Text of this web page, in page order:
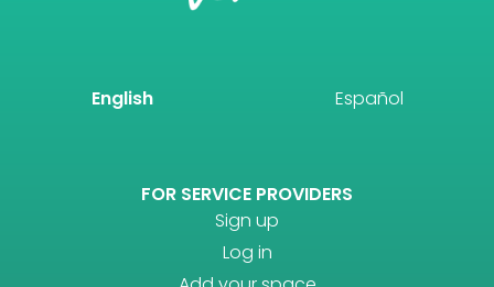
English Español
FOR SERVICE PROVIDERS
Sign up
Log in